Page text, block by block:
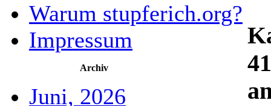
Warum stupferich.org?
Impressum
Archiv
Juni, 2026